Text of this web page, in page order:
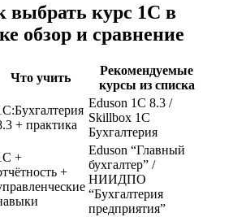
выбрать курс 1С в
обзор и сравнение
Что учить
Рекомендуемые
курсы из списка
+ практика
Eduson 1С 8.3 /
Skillbox 1С
Бухгалтерия
+
+
Eduson “Главный
бухгалтер” /
НИИДПО
“Бухгалтерия
предприятия”